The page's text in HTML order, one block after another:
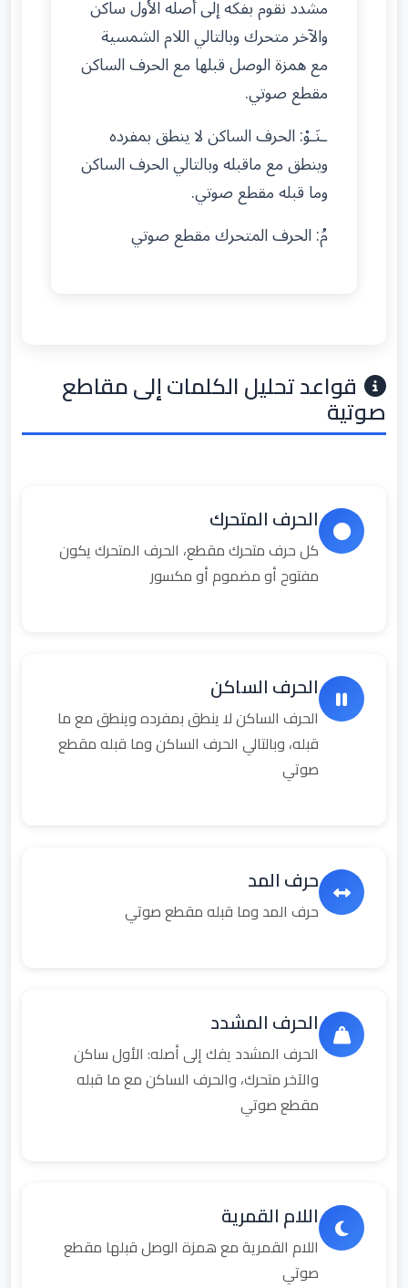
مشدد نقوم بفكه إلى أصله الأول ساكن
والآخر متحرك وبالتالي اللام الشمسية
مع همزة الوصل قبلها مع الحرف الساكن
مقطع صوتي.
ـنَـوْ: الحرف الساكن لا ينطق بمفرده
وينطق مع ماقبله وبالتالي الحرف الساكن
وما قبله مقطع صوتي.
مُ: الحرف المتحرك مقطع صوتي
قواعد تحليل الكلمات إلى مقاطع
صوتية
الحرف المتحرك
كل حرف متحرك مقطع، الحرف المتحرك يكون
مفتوح أو مضموم أو مكسور
الحرف الساكن
الحرف الساكن لا ينطق بمفرده وينطق مع ما
قبله، وبالتالي الحرف الساكن وما قبله مقطع
صوتي
حرف المد
حرف المد وما قبله مقطع صوتي
الحرف المشدد
الحرف المشدد يفك إلى أصله: الأول ساكن
والآخر متحرك، والحرف الساكن مع ما قبله
مقطع صوتي
اللام القمرية
اللام القمرية مع همزة الوصل قبلها مقطع
صوتي